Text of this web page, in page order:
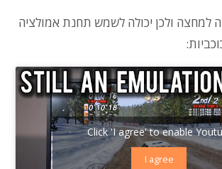
למחצה ולכן יכולה לשמש תחנת אמולציה
Click 'I agree' to enable
I agree